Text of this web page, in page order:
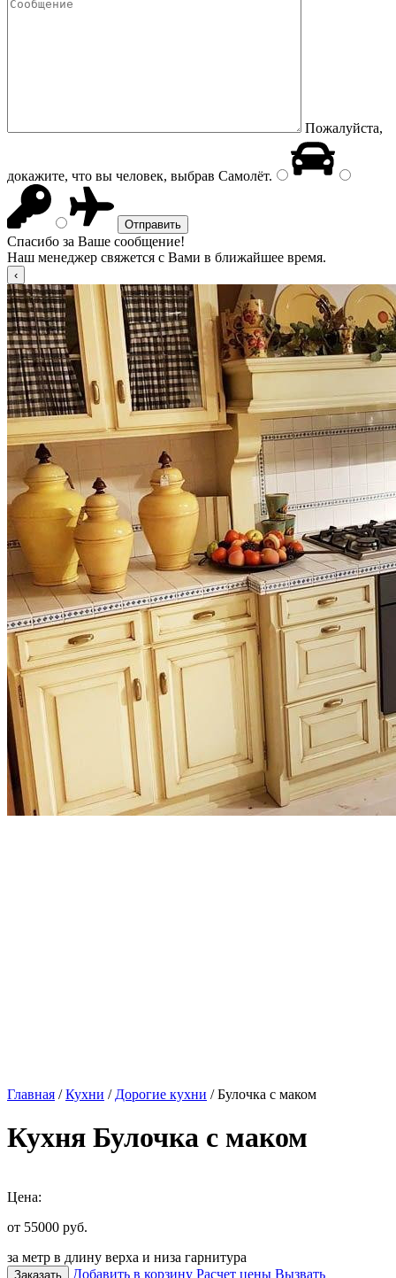
Пожалуйста,
докажите, что вы человек, выбрав Самолёт.
Спасибо за Ваше сообщение!
Наш менеджер свяжется с Вами в ближайшее время.
Главная /Кухни / Дорогие кухни / Булочка с маком
Кухня Булочка с маком
Цена:
от 55000 руб.
за метр в длину верха и низа гарнитура
Заказать Добавить в корзину Расчет цены Вызвать